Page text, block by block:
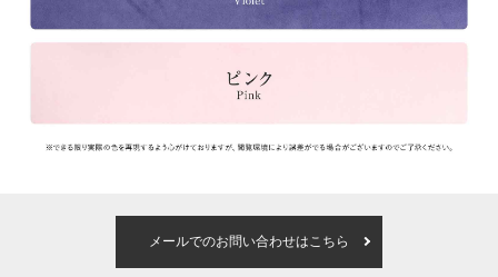
メールでのお問い合わせはこちら